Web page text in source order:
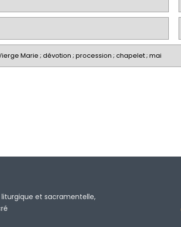
Marie ; dévotion ; procession ; chapelet ; mai
et sacramentelle,